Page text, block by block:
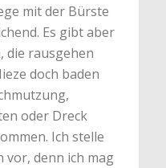
mit der Bürste
Es gibt aber
die rausgehen
doch baden
oder Dreck
Ich stelle
vor, denn ich mag